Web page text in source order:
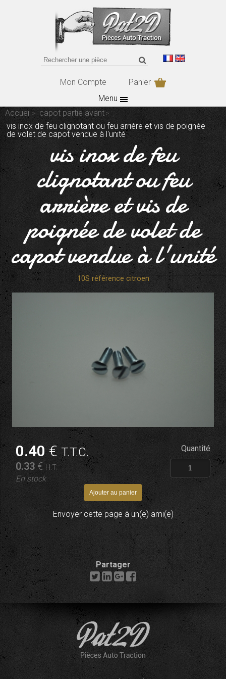
Mon Compte
Panier
Menu
Accueil
capot partie avant
vis inox de feu clignotant ou feu arrière et vis de poignée
de volet de capot vendue à l'unité
vis inox de feu
clignotant ou feu
arrière et vis de
poignée de volet de
capot vendue à l'unité
10S référence citroen
0.40€T.T.C.
0.33 € H.T.
En stock
Quantité
Envoyer cette page à un(e) ami(e)
Partager